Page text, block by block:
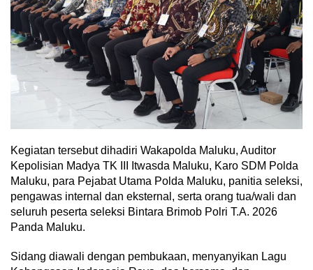
Kegiatan tersebut dihadiri Wakapolda Maluku, Auditor
Kepolisian Madya TK III Itwasda Maluku, Karo SDM Polda
Maluku, para Pejabat Utama Polda Maluku, panitia seleksi,
pengawas internal dan eksternal, serta orang tua/wali dan
seluruh peserta seleksi Bintara Brimob Polri T.A. 2026
Panda Maluku.
Sidang diawali dengan pembukaan, menyanyikan Lagu